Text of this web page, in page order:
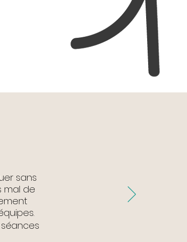
sans
mal de